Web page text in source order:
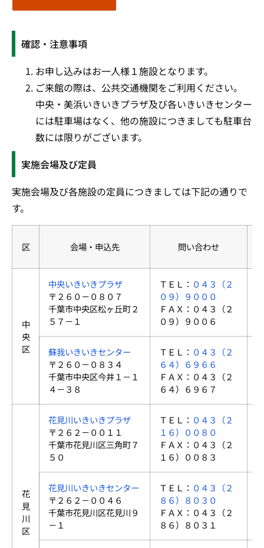
確認・注意事項
お申し込みはお一人様１施設となります。
ご来館の際は、公共交通機関をご利用ください。
中央・美浜いきいきプラザ及び各いきいきセンター
には駐車場はなく、他の施設につきましても駐車台
数には限りがございます。
実施会場及び定員
実施会場及び各施設の定員につきましては下記の通りで
す。
区 会場・申込先 問い合わせ
中
央
区
中央いきいきプラザ
〒２６０－０８０７
千葉市中央区松ヶ丘町２
５７－１
ＴＥＬ： ０４３（２
０９）９０００
ＦＡＸ：０４３（２
０９）９００６
蘇我いきいきセンター
〒２６０－０８３４
千葉市中央区今井１－１
４－３８
ＴＥＬ： ０４３（２
６４）６９６６
ＦＡＸ：０４３（２
６４）６９６７
花
見
川
区
花見川いきいきプラザ
〒２６２－００１１
千葉市花見川区三角町７
５０
ＴＥＬ： ０４３（２
１６）００８０
ＦＡＸ：０４３（２
１６）００８３
花見川いきいきセンター
〒２６２－００４６
千葉市花見川区花見川９
－１
ＴＥＬ： ０４３（２
８６）８０３０
ＦＡＸ：０４３（２
８６）８０３１